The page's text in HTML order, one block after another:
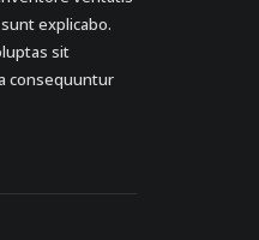
explicabo.
sit
consequuntur